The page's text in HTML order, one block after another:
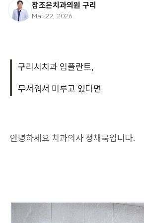
참조은치과의원 구리
Mar 22, 2026
구리시치과 임플란트,
무서워서 미루고 있다면
안녕하세요 치과의사 정채묵입니다.